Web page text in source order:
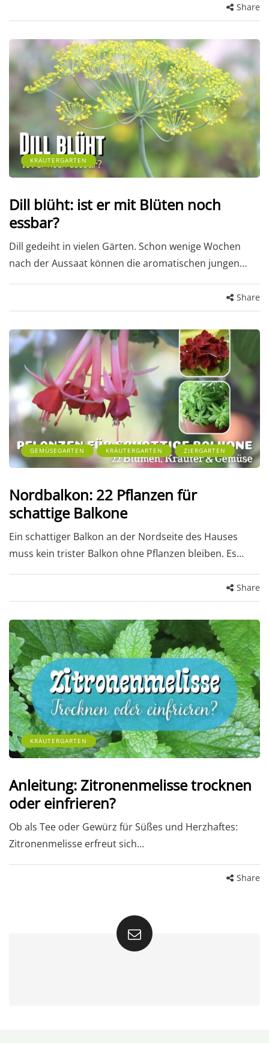
Share
KRÄUTERGARTEN
Dill blüht: ist er mit Blüten noch
essbar?
Dill gedeiht in vielen Gärten. Schon wenige Wochen
nach der Aussaat können die aromatischen jungen…
Share
GEMÜSEGARTEN KRÄUTERGARTEN ZIERGARTEN
Nordbalkon: 22 Pflanzen für
schattige Balkone
Ein schattiger Balkon an der Nordseite des Hauses
muss kein trister Balkon ohne Pflanzen bleiben. Es…
Share
KRÄUTERGARTEN
Anleitung: Zitronenmelisse trocknen
oder einfrieren?
Ob als Tee oder Gewürz für Süßes und Herzhaftes:
Zitronenmelisse erfreut sich…
Share